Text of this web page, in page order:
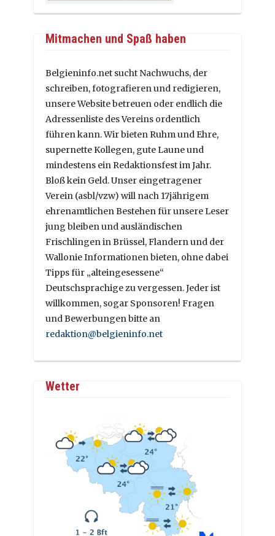
Mitmachen und Spaß haben
Belgieninfo.net sucht Nachwuchs, der
schreiben, fotografieren und redigieren,
unsere Website betreuen oder endlich die
Adressenliste des Vereins ordentlich
führen kann. Wir bieten Ruhm und Ehre,
supernette Kollegen, gute Laune und
mindestens ein Redaktionsfest im Jahr.
Bloß kein Geld. Unser eingetragener
Verein (asbl/vzw) will nach 17jährigem
ehrenamtlichen Bestehen für unsere Leser
jung bleiben und ausländischen
Frischlingen in Brüssel, Flandern und der
Wallonie Informationen bieten, ohne dabei
Tipps für „alteingesessene“
Deutschsprachige zu vergessen. Jeder ist
willkommen, sogar Sponsoren! Fragen
und Bewerbungen bitte an
redaktion@belgieninfo.net
Wetter